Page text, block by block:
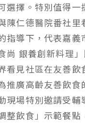
選擇。特別值得一
陳仁德醫院番社里
指導下，代表嘉義
尚 銀養創新料理
看見社區在友善飲
推廣高齡友善飲食
現場特別邀請受輔
整飲食」示範餐點